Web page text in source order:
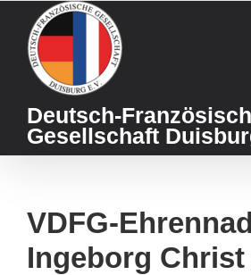
content
Deutsch-
Gesellschaft
VDFG-
Ingeborg Christ